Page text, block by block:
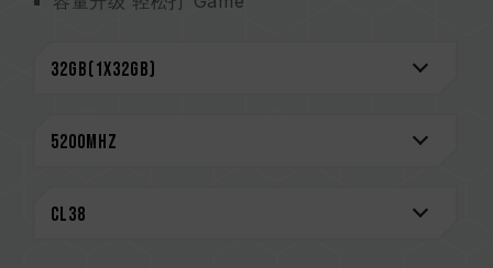
终身保固 安心玩 Game
CAUTION
选购内存产品前，请先参考主板品牌的 QVL 兼容